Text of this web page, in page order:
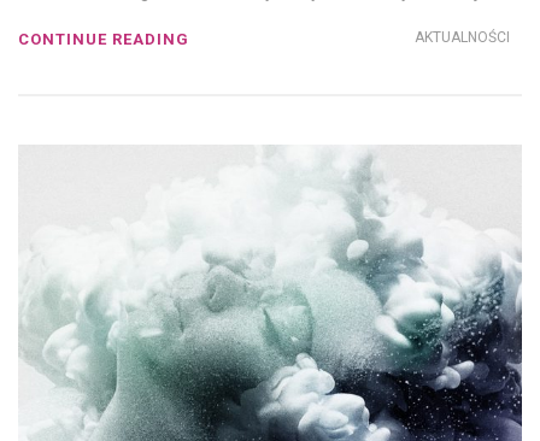
AKTUALNOŚCI
CONTINUE READING